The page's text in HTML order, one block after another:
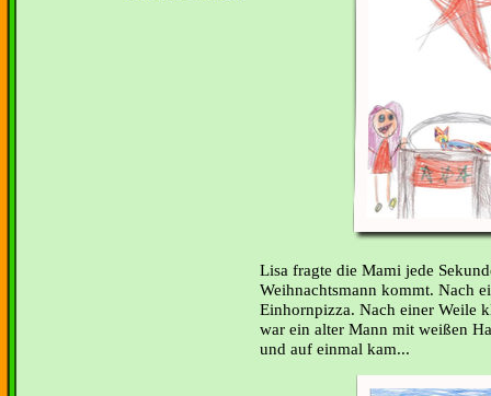
Lisa fragte die Mami jede
Weihnachtsmann kommt. Nach
Einhornpizza. Nach einer Weile
war ein alter Mann mit weißen
und auf einmal kam...